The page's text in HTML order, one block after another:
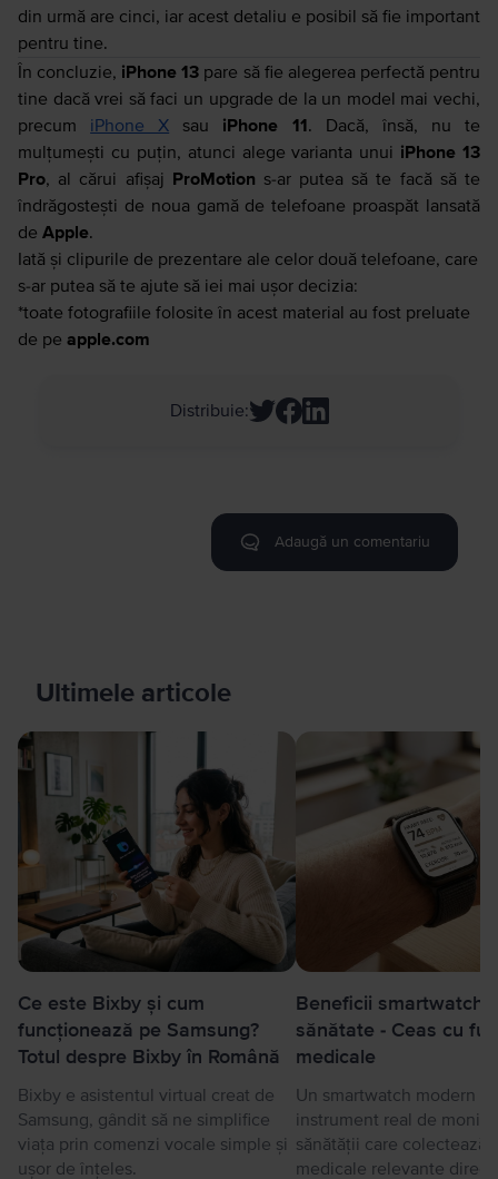
din urmă are cinci, iar acest detaliu e posibil să fie important
pentru tine.
În concluzie, iPhone 13 pare să fie alegerea perfectă pentru
tine dacă vrei să faci un upgrade de la un model mai vechi,
precum iPhone X sau iPhone 11. Dacă, însă, nu te
mulțumești cu puțin, atunci alege varianta unui iPhone 13
Pro, al cărui afișaj ProMotion s-ar putea să te facă să te
îndrăgostești de noua gamă de telefoane proaspăt lansată
de Apple.
Iată și clipurile de prezentare ale celor două telefoane, care
s-ar putea să te ajute să iei mai ușor decizia:
*toate fotografiile folosite în acest material au fost preluate
de pe apple.com
Distribuie:
Adaugă un comentariu
Ultimele articole
Ce este Bixby și cum
funcționează pe Samsung?
Totul despre Bixby în Română
Bixby e asistentul virtual creat de
Samsung, gândit să ne simplifice
viața prin comenzi vocale simple și
ușor de înțeles.
Beneficii smartwatch
sănătate - Ceas cu
medicale
Un smartwatch modern
instrument real de
sănătății care colectează
medicale relevante direct